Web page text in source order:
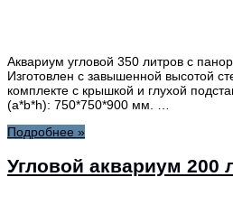
Аквариум угловой 350 литров с
Изготовлен с завышенной высотой
комплекте с крышкой и глухой
(a*b*h): 750*750*900 мм. …
Подробнее »
Угловой аквариум 200